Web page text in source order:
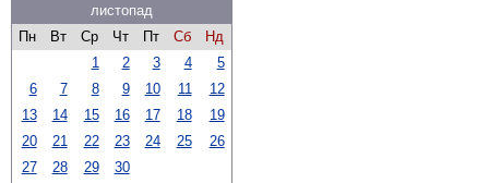
листопад
Пн
Вт Ср Чт Пт Сб
Нд
1
2 3 4
5
6
7 8 9 10 11
12
13
14 15 16 17 18
19
20
21 22 23 24 25
26
27
28 29 30